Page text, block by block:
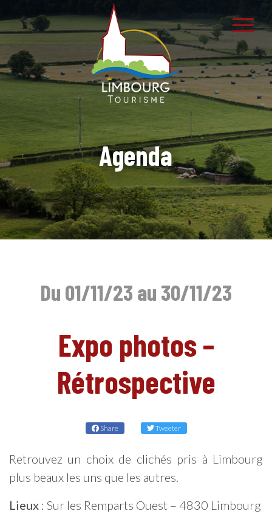
Agenda
Du 01/11/23 au 30/11/23
Expo photos –
Rétrospective
Share Tweeter
Retrouvez un choix de clichés pris à Limbourg
plus beaux les uns que les autres.
Lieux : Sur les Remparts Ouest – 4830 Limbourg